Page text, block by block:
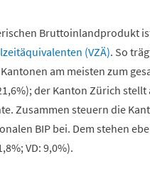
Bruttoinlandprodukt
(VZÄ). So
am meisten zum
der Kanton Zürich stellt
Zusammen steuern die
BIP bei. Dem stehen
VD: 9,0%).